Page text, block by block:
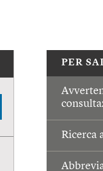
PER
Ricerca